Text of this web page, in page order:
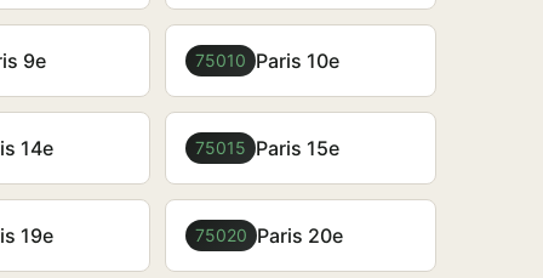
9e 75010 Paris 10e
14e 75015 Paris 15e
19e 75020 Paris 20e